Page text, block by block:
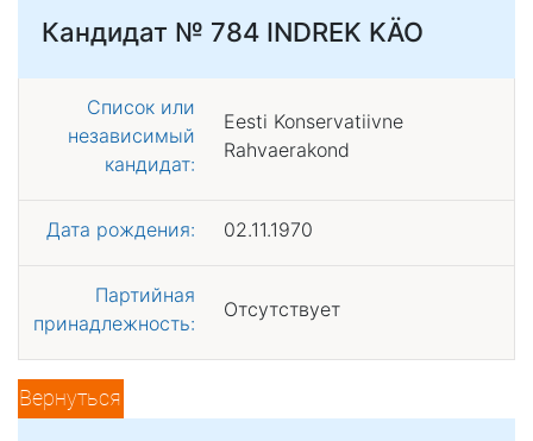
Кандидат № 784 INDREK KÄO
Список или
независимый
кандидат:
Eesti Konservatiivne
Rahvaerakond
Дата рождения: 02.11.1970
Партийная
принадлежность:
Отсутствует
Вернуться